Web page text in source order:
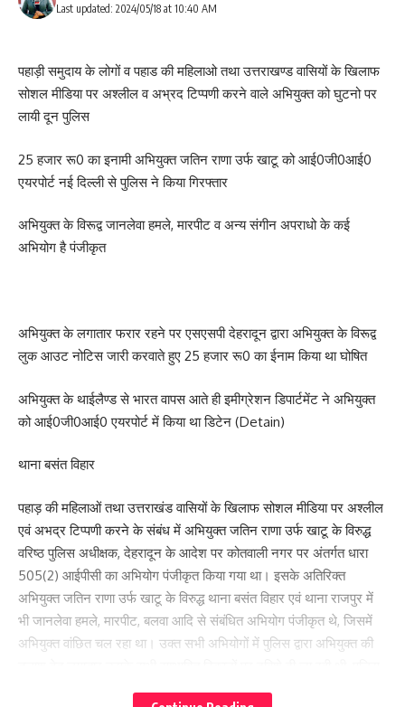
Last updated: 2024/05/18 at 10:40 AM
पहाड़ी समुदाय के लोगों व पहाड की महिलाओ तथा उत्तराखण्ड वासियों के खिलाफ
सोशल मीडिया पर अश्लील व अभ्रद टिप्पणी करने वाले अभियुक्त को घुटनो पर
लायी दून पुलिस
25 हजार रू0 का इनामी अभियुक्त जतिन राणा उर्फ खाटू को आई0जी0आई0
एयरपोर्ट नई दिल्ली से पुलिस ने किया गिरफ्तार
अभियुक्त के विरूद्व जानलेवा हमले, मारपीट व अन्य संगीन अपराधो के कई
अभियोग है पंजीकृत
अभियुक्त के लगातार फरार रहने पर एसएसपी देहरादून द्वारा अभियुक्त के विरूद्व
लुक आउट नोटिस जारी करवाते हुए 25 हजार रू0 का ईनाम किया था घोषित
अभियुक्त के थाईलैण्ड से भारत वापस आते ही इमीग्रेशन डिपार्टमेंट ने अभियुक्त
को आई0जी0आई0 एयरपोर्ट में किया था डिटेन (Detain)
थाना बसंत विहार
पहाड़ की महिलाओं तथा उत्तराखंड वासियों के खिलाफ सोशल मीडिया पर अश्लील
एवं अभद्र टिप्पणी करने के संबंध में अभियुक्त जतिन राणा उर्फ खाटू के विरुद्ध
वरिष्ठ पुलिस अधीक्षक, देहरादून के आदेश पर कोतवाली नगर पर अंतर्गत धारा
505(2) आईपीसी का अभियोग पंजीकृत किया गया था। इसके अतिरिक्त
अभियुक्त जतिन राणा उर्फ खाटू के विरुद्ध थाना बसंत विहार एवं थाना राजपुर में
भी जानलेवा हमले, मारपीट, बलवा आदि से संबंधित अभियोग पंजीकृत थे, जिसमें
अभियुक्त वांछित चल रहा था। उक्त सभी अभियोगों में पुलिस द्वारा अभियुक्त की
द्वारा लगातार दी जा रही दबिशों से घबराकर अपनी गिरफ्तारी से बचने के लिए